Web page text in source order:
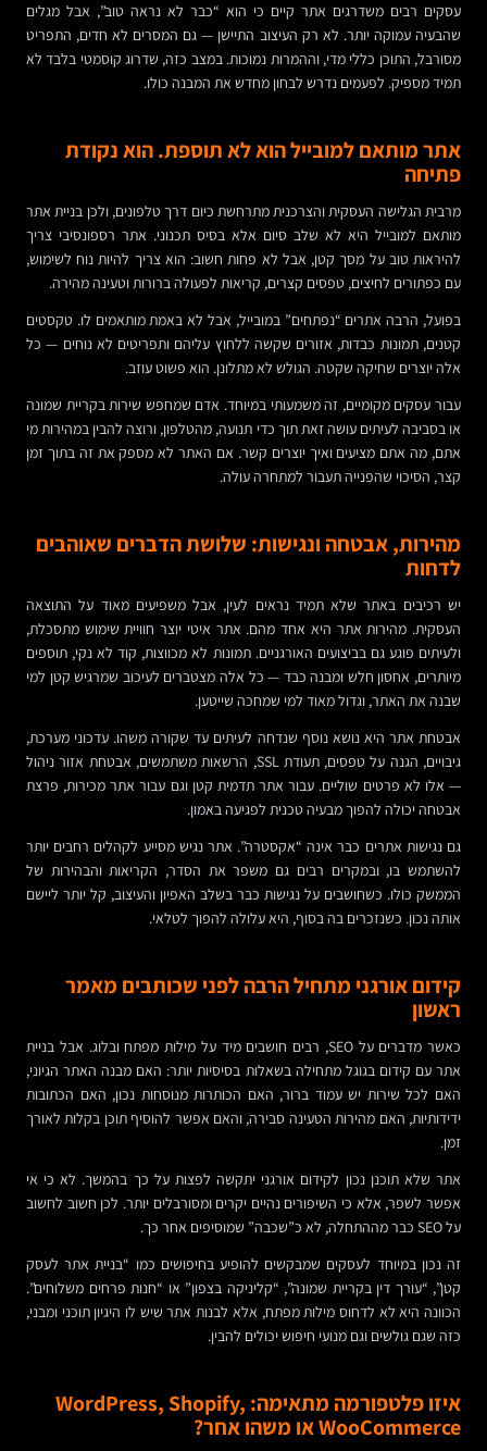
עסקים רבים משדרגים אתר קיים כי הוא “כבר לא נראה טוב”, אבל מגלים
שהבעיה עמוקה יותר. לא רק העיצוב התיישן — גם המסרים לא חדים, התפריט
מסורבל, התוכן כללי מדי, וההמרות נמוכות. במצב כזה, שדרוג קוסמטי בלבד לא
תמיד מספיק. לפעמים נדרש לבחון מחדש את המבנה כולו.
אתר מותאם למובייל הוא לא תוספת. הוא נקודת
פתיחה
מרבית הגלישה העסקית והצרכנית מתרחשת כיום דרך טלפונים, ולכן בניית אתר
מותאם למובייל היא לא שלב סיום אלא בסיס תכנוני. אתר רספונסיבי צריך
להיראות טוב על מסך קטן, אבל לא פחות חשוב: הוא צריך להיות נוח לשימוש,
עם כפתורים לחיצים, טפסים קצרים, קריאות לפעולה ברורות וטעינה מהירה.
בפועל, הרבה אתרים “נפתחים” במובייל, אבל לא באמת מותאמים לו. טקסטים
קטנים, תמונות כבדות, אזורים שקשה ללחוץ עליהם ותפריטים לא נוחים — כל
אלה יוצרים שחיקה שקטה. הגולש לא מתלונן. הוא פשוט עוזב.
עבור עסקים מקומיים, זה משמעותי במיוחד. אדם שמחפש שירות בקריית שמונה
או בסביבה לעיתים עושה זאת תוך כדי תנועה, מהטלפון, ורוצה להבין במהירות מי
אתם, מה אתם מציעים ואיך יוצרים קשר. אם האתר לא מספק את זה בתוך זמן
קצר, הסיכוי שהפנייה תעבור למתחרה עולה.
מהירות, אבטחה ונגישות: שלושת הדברים שאוהבים
לדחות
יש רכיבים באתר שלא תמיד נראים לעין, אבל משפיעים מאוד על התוצאה
העסקית. מהירות אתר היא אחד מהם. אתר איטי יוצר חוויית שימוש מתסכלת,
ולעיתים פוגע גם בביצועים האורגניים. תמונות לא מכווצות, קוד לא נקי, תוספים
מיותרים, אחסון חלש ומבנה כבד — כל אלה מצטברים לעיכוב שמרגיש קטן למי
שבנה את האתר, וגדול מאוד למי שמחכה שייטען.
אבטחת אתר היא נושא נוסף שנדחה לעיתים עד שקורה משהו. עדכוני מערכת,
גיבויים, הגנה על טפסים, תעודת SSL, הרשאות משתמשים, אבטחת אזור ניהול
— אלו לא פרטים שוליים. עבור אתר תדמית קטן וגם עבור אתר מכירות, פרצת
אבטחה יכולה להפוך מבעיה טכנית לפגיעה באמון.
גם נגישות אתרים כבר אינה “אקסטרה”. אתר נגיש מסייע לקהלים רחבים יותר
להשתמש בו, ובמקרים רבים גם משפר את הסדר, הקריאות והבהירות של
הממשק כולו. כשחושבים על נגישות כבר בשלב האפיון והעיצוב, קל יותר ליישם
אותה נכון. כשנזכרים בה בסוף, היא עלולה להפוך לטלאי.
קידום אורגני מתחיל הרבה לפני שכותבים מאמר
ראשון
כאשר מדברים על SEO, רבים חושבים מיד על מילות מפתח ובלוג. אבל בניית
אתר עם קידום בגוגל מתחילה בשאלות בסיסיות יותר: האם מבנה האתר הגיוני,
האם לכל שירות יש עמוד ברור, האם הכותרות מנוסחות נכון, האם הכתובות
ידידותיות, האם מהירות הטעינה סבירה, והאם אפשר להוסיף תוכן בקלות לאורך
זמן.
אתר שלא תוכנן נכון לקידום אורגני יתקשה לפצות על כך בהמשך. לא כי אי
אפשר לשפר, אלא כי השיפורים נהיים יקרים ומסורבלים יותר. לכן חשוב לחשוב
על SEO כבר מההתחלה, לא כ”שכבה” שמוסיפים אחר כך.
זה נכון במיוחד לעסקים שמבקשים להופיע בחיפושים כמו “בניית אתר לעסק
קטן”, “עורך דין בקריית שמונה”, “קליניקה בצפון” או “חנות פרחים משלוחים”.
הכוונה היא לא לדחוס מילות מפתח, אלא לבנות אתר שיש לו היגיון תוכני ומבני,
כזה שגם גולשים וגם מנועי חיפוש יכולים להבין.
איזו פלטפורמה מתאימה: WordPress, Shopify,
WooCommerce או משהו אחר?